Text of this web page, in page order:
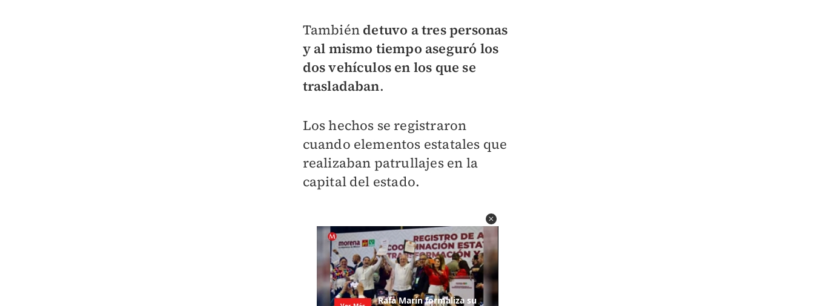
También detuvo a tres personas
y al mismo tiempo aseguró los
dos vehículos en los que se
trasladaban.
Los hechos se registraron
cuando elementos estatales que
realizaban patrullajes en la
capital del estado.